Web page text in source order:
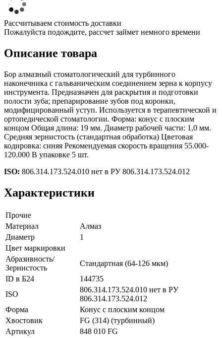
Рассчитываем стоимость доставки
Пожалуйста подождите, рассчет займет немного времени
Описание товара
Бор алмазный стоматологический для турбинного
наконечника с гальваническим соединением зерна к корпусу
инструмента. Предназначен для раскрытия и подготовки
полости зуба; препарирование зубов под коронки,
модифицированный уступ. Используется в терапевтической и
ортопедической стоматологии. Форма: конус с плоским
концом Общая длина: 19 мм. Диаметр рабочей части: 1,0 мм.
Средняя зернистость (стандартная обработка) Цветовая
кодировка: синяя Рекомендуемая скорость вращения 55.000-
120.000 В упаковке 5 шт.
ISO: 806.314.173.524.010 нет в РУ 806.314.173.524.012
Характеристики
Прочие
Материал
Алмаз
Диаметр
1
Цвет маркировки
Абразивность/
Зернистость
Стандартная (64-126 мкм)
ID в Б24
144735
ISO
806.314.173.524.010 нет в РУ
806.314.173.524.012
Форма
Конус с плоским концом
Хвостовик
FG (314) (турбинный)
Артикул
848 010 FG